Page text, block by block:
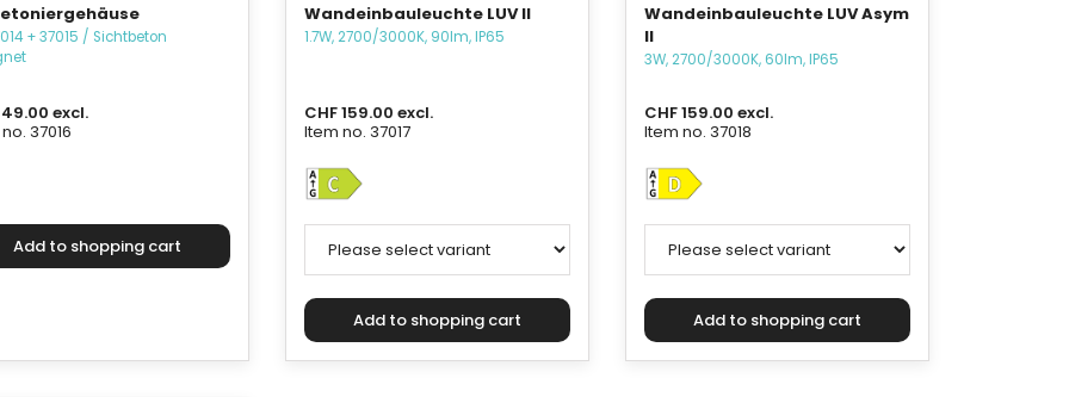
+ 37015 / Sichtbeton
49.00 excl.
37016
Wandeinbauleuchte LUV II
1.7W, 2700/3000K, 90lm, IP65
CHF 159.00 excl.
Item no. 37017
Wandeinbauleuchte LUV Asym
II
3W, 2700/3000K, 60lm, IP65
CHF 159.00 excl.
Item no. 37018